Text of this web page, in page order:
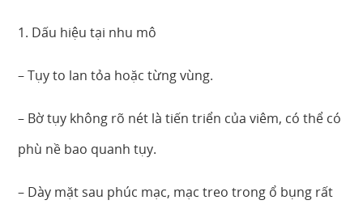
1. Dấu hiệu tại nhu mô
– Tụy to lan tỏa hoặc từng vùng.
– Bờ tụy không rõ nét là tiến triển của viêm, có thể có
phù nề bao quanh tụy.
– Dày mặt sau phúc mạc, mạc treo trong ổ bụng rất